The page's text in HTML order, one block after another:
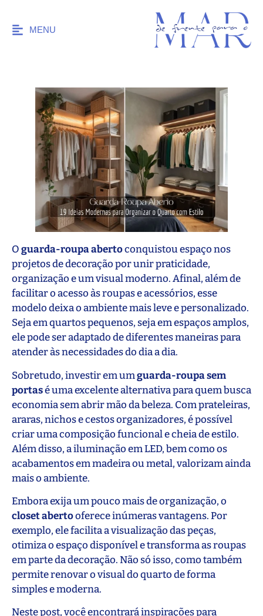
MENU
Oguarda-roupa abertoconquistou espaço nos
projetos de decoração por unir praticidade,
organização e um visual moderno. Afinal, além de
facilitar o acesso às roupas e acessórios, esse
modelo deixa o ambiente mais leve e personalizado.
Seja em quartos pequenos, seja em espaços amplos,
ele pode ser adaptado de diferentes maneiras para
atender às necessidades do dia a dia.
Sobretudo, investir em umguarda-roupa sem
portasé uma excelente alternativa para quem busca
economia sem abrir mão da beleza. Com prateleiras,
araras, nichos e cestos organizadores, é possível
criar uma composição funcional e cheia de estilo.
Além disso, a iluminação em LED, bem como os
acabamentos em madeira ou metal, valorizam ainda
mais o ambiente.
Embora exija um pouco mais de organização, o
closet abertooferece inúmeras vantagens. Por
exemplo, ele facilita a visualização das peças,
otimiza o espaço disponível e transforma as roupas
em parte da decoração. Não só isso, como também
permite renovar o visual do quarto de forma
simples e moderna.
Neste post, você encontrará inspirações para